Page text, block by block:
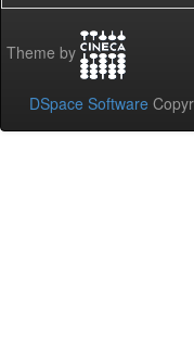
Theme by
DSpace Software